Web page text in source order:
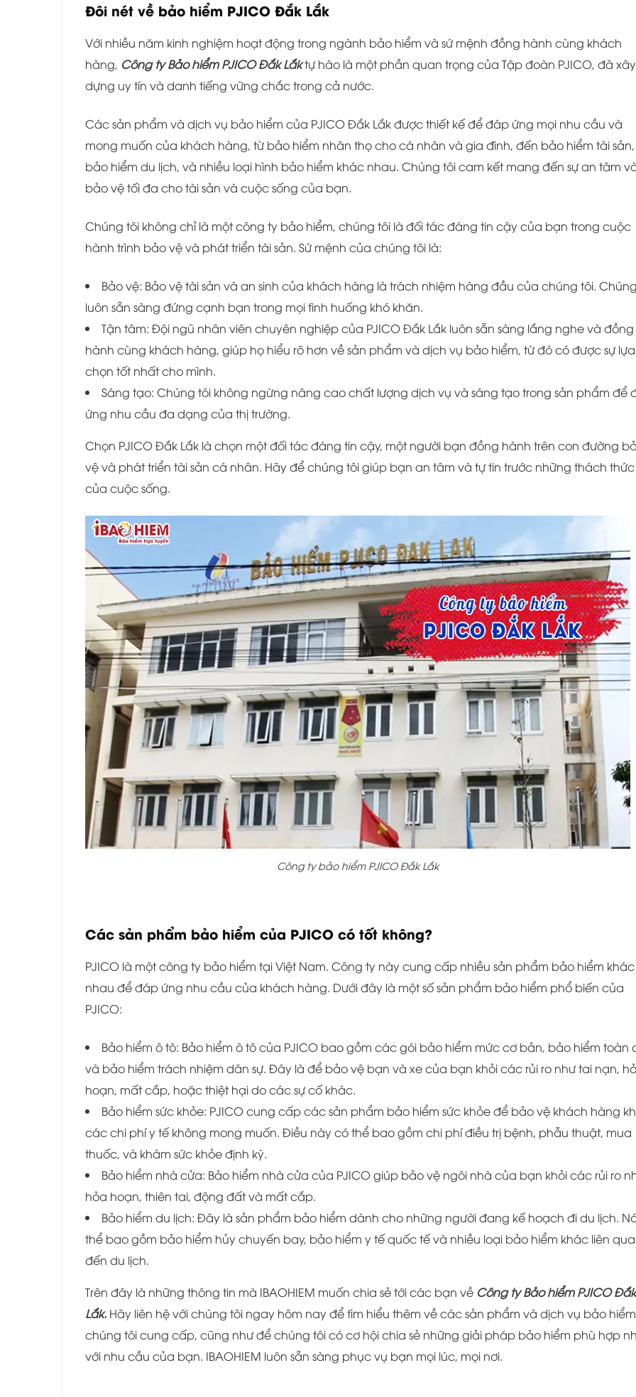
Đôi nét về bảo hiểm PJICO Đắk Lắk
Với nhiều năm kinh nghiệm hoạt động trong ngành bảo hiểm và sứ mệnh đồng hành cùng khách
hàng, Công ty Bảo hiểm PJICO Đắk Lắktự hào là một phần quan trọng của Tập đoàn PJICO, đã xây
dựng uy tín và danh tiếng vững chắc trong cả nước.
Các sản phẩm và dịch vụ bảo hiểm của PJICO Đắk Lắk được thiết kế để đáp ứng mọi nhu cầu và
mong muốn của khách hàng, từ bảo hiểm nhân thọ cho cá nhân và gia đình, đến bảo hiểm tài sản,
bảo hiểm du lịch, và nhiều loại hình bảo hiểm khác nhau. Chúng tôi cam kết mang đến sự an tâm
bảo vệ tối đa cho tài sản và cuộc sống của bạn.
Chúng tôi không chỉ là một công ty bảo hiểm, chúng tôi là đối tác đáng tin cậy của bạn trong cuộc
hành trình bảo vệ và phát triển tài sản. Sứ mệnh của chúng tôi là:
Bảo vệ: Bảo vệ tài sản và an sinh của khách hàng là trách nhiệm hàng đầu của chúng tôi.
luôn sẵn sàng đứng cạnh bạn trong mọi tình huống khó khăn.
Tận tâm: Đội ngũ nhân viên chuyên nghiệp của PJICO Đắk Lắk luôn sẵn sàng lắng nghe và đồng
hành cùng khách hàng, giúp họ hiểu rõ hơn về sản phẩm và dịch vụ bảo hiểm, từ đó có được sự lựa
chọn tốt nhất cho mình.
Sáng tạo: Chúng tôi không ngừng nâng cao chất lượng dịch vụ và sáng tạo trong sản phẩm để
ứng nhu cầu đa dạng của thị trường.
Chọn PJICO Đắk Lắk là chọn một đối tác đáng tin cậy, một người bạn đồng hành trên con đường
vệ và phát triển tài sản cá nhân. Hãy để chúng tôi giúp bạn an tâm và tự tin trước những thách thức
của cuộc sống.
Công ty bảo hiểm PJICO Đắk Lắk
Các sản phẩm bảo hiểm của PJICO có tốt không?
PJICO là một công ty bảo hiểm tại Việt Nam. Công ty này cung cấp nhiều sản phẩm bảo hiểm khác
nhau để đáp ứng nhu cầu của khách hàng. Dưới đây là một số sản phẩm bảo hiểm phổ biến của
PJICO:
Bảo hiểm ô tô: Bảo hiểm ô tô của PJICO bao gồm các gói bảo hiểm mức cơ bản, bảo hiểm toàn
và bảo hiểm trách nhiệm dân sự. Đây là để bảo vệ bạn và xe của bạn khỏi các rủi ro như tai nạn,
hoạn, mất cắp, hoặc thiệt hại do các sự cố khác.
Bảo hiểm sức khỏe: PJICO cung cấp các sản phẩm bảo hiểm sức khỏe để bảo vệ khách hàng
các chi phí y tế không mong muốn. Điều này có thể bao gồm chi phí điều trị bệnh, phẫu thuật, mua
thuốc, và khám sức khỏe định kỳ.
Bảo hiểm nhà cửa: Bảo hiểm nhà cửa của PJICO giúp bảo vệ ngôi nhà của bạn khỏi các rủi ro
hỏa hoạn, thiên tai, động đất và mất cắp.
Bảo hiểm du lịch: Đây là sản phẩm bảo hiểm dành cho những người đang kế hoạch đi du lịch.
thể bao gồm bảo hiểm hủy chuyến bay, bảo hiểm y tế quốc tế và nhiều loại bảo hiểm khác liên
đến du lịch.
Trên đây là những thông tin mà IBAOHIEM muốn chia sẻ tới các bạn về Công ty Bảo hiểm PJICO Đắk
Lắk. Hãy liên hệ với chúng tôi ngay hôm nay để tìm hiểu thêm về các sản phẩm và dịch vụ bảo hiểm
chúng tôi cung cấp, cũng như để chúng tôi có cơ hội chia sẻ những giải pháp bảo hiểm phù hợp
với nhu cầu của bạn. IBAOHIEM luôn sẵn sàng phục vụ bạn mọi lúc, mọi nơi.